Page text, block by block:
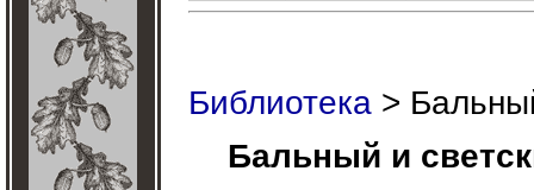
Библиотека >
Бальный и